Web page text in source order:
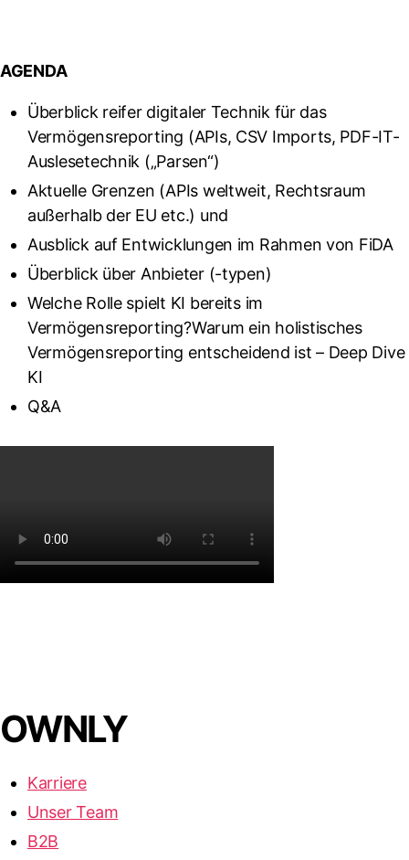
AGENDA
Überblick reifer digitaler Technik für das
Vermögensreporting (APIs, CSV Imports, PDF-IT-
Auslesetechnik („Parsen“)
Aktuelle Grenzen (APIs weltweit, Rechtsraum
außerhalb der EU etc.) und
Ausblick auf Entwicklungen im Rahmen von FiDA
Überblick über Anbieter (-typen)
Welche Rolle spielt KI bereits im
Vermögensreporting?Warum ein holistisches
Vermögensreporting entscheidend ist – Deep Dive
KI
Q&A
OWNLY
Karriere
Unser Team
B2B